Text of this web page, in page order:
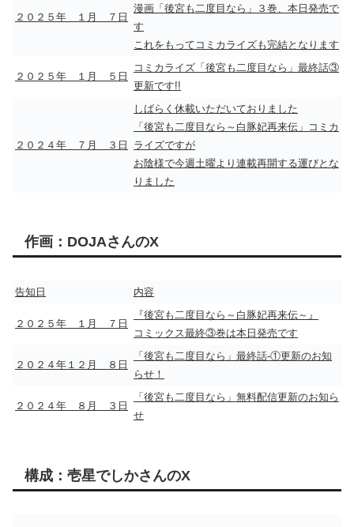
２０２５年 １月 ７日
漫画「後宮も二度目なら」３巻、本日発売で
す
これをもってコミカライズも完結となります
２０２５年 １月 ５日
コミカライズ「後宮も二度目なら」最終話③
更新です!!
２０２４年 ７月 ３日
しばらく休載いただいておりました
「後宮も二度目なら～白豚妃再来伝」コミカ
ライズですが
お陰様で今週土曜より連載再開する運びとな
りました
作画：DOJAさんのX
告知日 内容
２０２５年 １月 ７日
『後宮も二度目なら～白豚妃再来伝～』
コミックス最終③巻は本日発売です
２０２４年１２月 ８日
「後宮も二度目なら」最終話-①更新のお知
らせ！
２０２４年 ８月 ３日
「後宮も二度目なら」無料配信更新のお知ら
せ
構成：壱星でしかさんのX